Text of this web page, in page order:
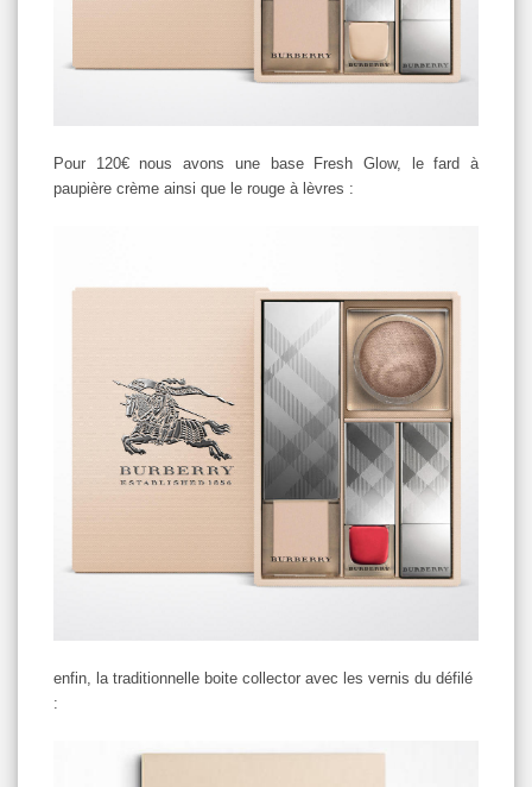
Pour 120€ nous avons une base Fresh Glow, le fard à
paupière crème ainsi que le rouge à lèvres :
enfin, la traditionnelle boite collector avec les vernis du défilé
: